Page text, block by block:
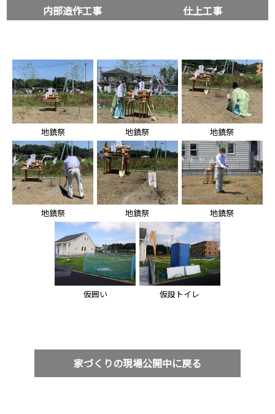
内部造作工事
仕上工事
地鎮祭 地鎮祭 地鎮祭
地鎮祭 地鎮祭 地鎮祭
仮囲い 仮設トイレ
家づくりの現場公開中に戻る